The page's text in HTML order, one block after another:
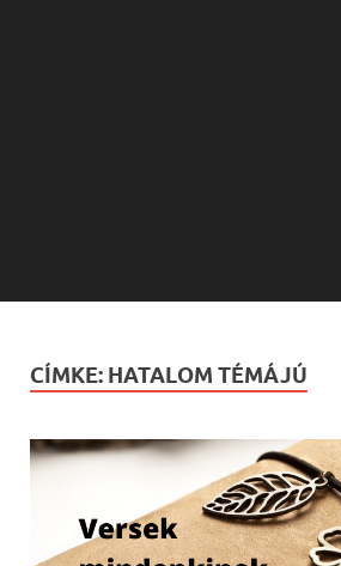
CÍMKE: HATALOM TÉMÁJÚ